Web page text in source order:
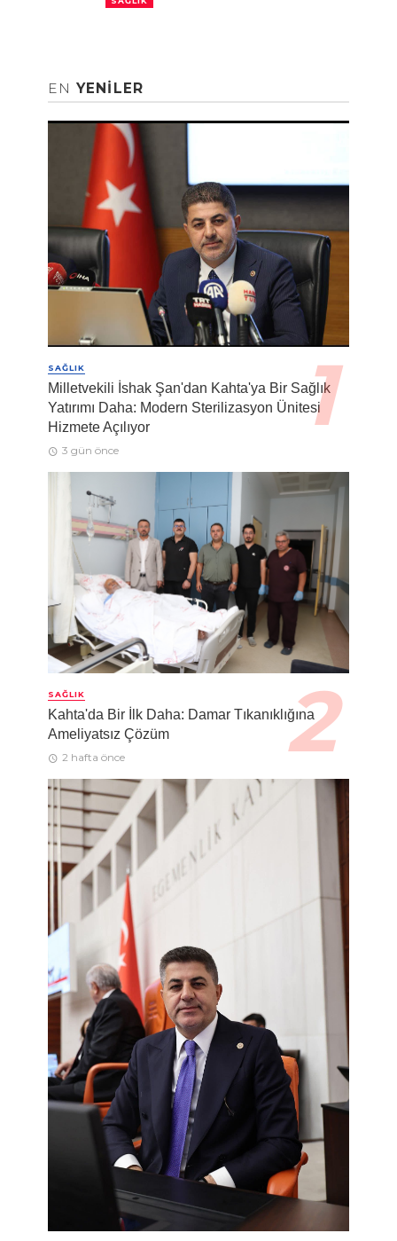
EN YENILER
SAĞLIK
Milletvekili İshak Şan'dan Kahta'ya Bir Sağlık
Yatırımı Daha: Modern Sterilizasyon Ünitesi
Hizmete Açılıyor
3 gün önce
SAĞLIK
Kahta'da Bir İlk Daha: Damar Tıkanıklığına
Ameliyatsız Çözüm
2 hafta önce